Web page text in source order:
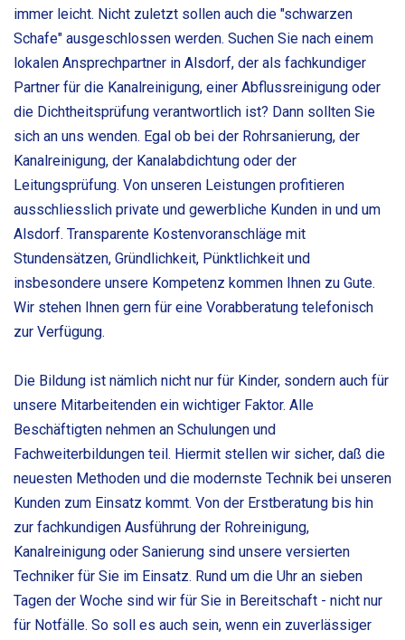
immer leicht. Nicht zuletzt sollen auch die "schwarzen
Schafe" ausgeschlossen werden. Suchen Sie nach einem
lokalen Ansprechpartner in Alsdorf, der als fachkundiger
Partner für die Kanalreinigung, einer Abflussreinigung oder
die Dichtheitsprüfung verantwortlich ist? Dann sollten Sie
sich an uns wenden. Egal ob bei der Rohrsanierung, der
Kanalreinigung, der Kanalabdichtung oder der
Leitungsprüfung. Von unseren Leistungen profitieren
ausschliesslich private und gewerbliche Kunden in und um
Alsdorf. Transparente Kostenvoranschläge mit
Stundensätzen, Gründlichkeit, Pünktlichkeit und
insbesondere unsere Kompetenz kommen Ihnen zu Gute.
Wir stehen Ihnen gern für eine Vorabberatung telefonisch
zur Verfügung.
Die Bildung ist nämlich nicht nur für Kinder, sondern auch für
unsere Mitarbeitenden ein wichtiger Faktor. Alle
Beschäftigten nehmen an Schulungen und
Fachweiterbildungen teil. Hiermit stellen wir sicher, daß die
neuesten Methoden und die modernste Technik bei unseren
Kunden zum Einsatz kommt. Von der Erstberatung bis hin
zur fachkundigen Ausführung der Rohreinigung,
Kanalreinigung oder Sanierung sind unsere versierten
Techniker für Sie im Einsatz. Rund um die Uhr an sieben
Tagen der Woche sind wir für Sie in Bereitschaft - nicht nur
für Notfälle. So soll es auch sein, wenn ein zuverlässiger